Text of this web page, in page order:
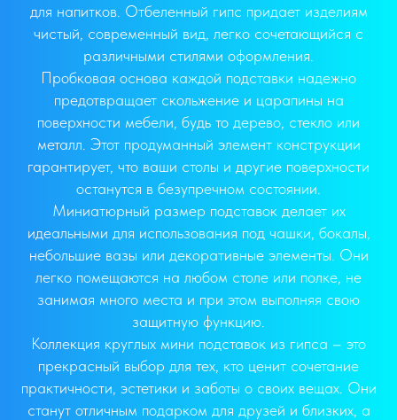
для напитков. Отбеленный гипс придает изделиям
чистый, современный вид, легко сочетающийся с
различными стилями оформления.
Пробковая основа каждой подставки надежно
предотвращает скольжение и царапины на
поверхности мебели, будь то дерево, стекло или
металл. Этот продуманный элемент конструкции
гарантирует, что ваши столы и другие поверхности
останутся в безупречном состоянии.
Миниатюрный размер подставок делает их
идеальными для использования под чашки, бокалы,
небольшие вазы или декоративные элементы. Они
легко помещаются на любом столе или полке, не
занимая много места и при этом выполняя свою
защитную функцию.
Коллекция круглых мини подставок из гипса – это
прекрасный выбор для тех, кто ценит сочетание
практичности, эстетики и заботы о своих вещах. Они
станут отличным подарком для друзей и близких, а